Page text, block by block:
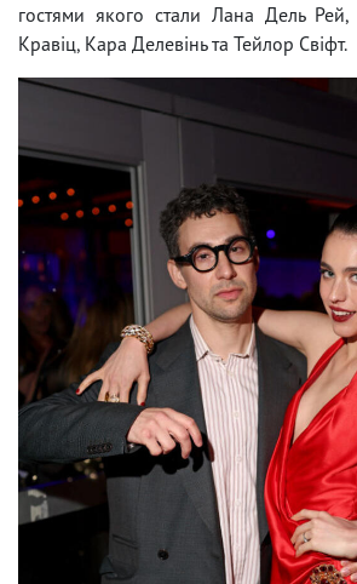
гостями якого стали Лана Дель Рей,
Кравіц, Кара Делевінь та Тейлор Свіфт.